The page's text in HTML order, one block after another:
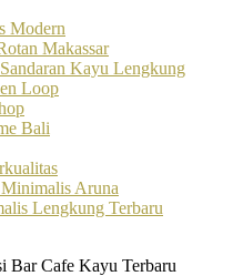
Bar Cafe Kayu Terbaru